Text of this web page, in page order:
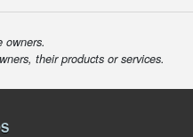
owners.
their products or services.